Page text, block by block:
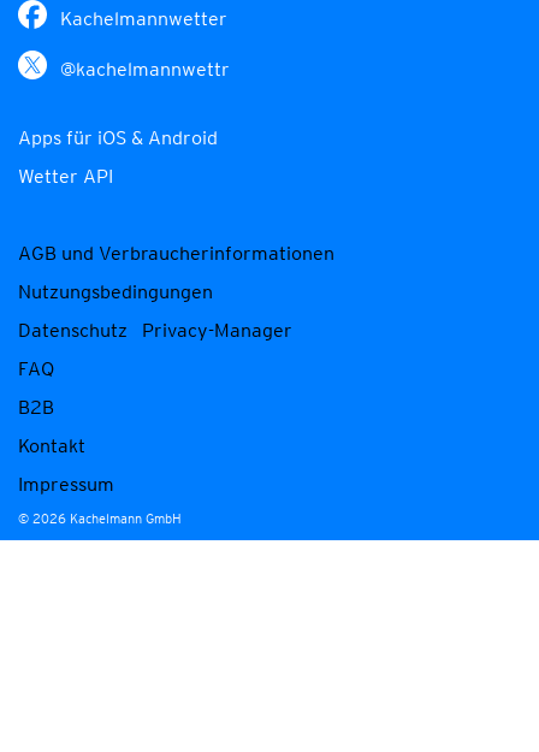
Kachelmannwetter
@kachelmannwettr
Apps für iOS & Android
Wetter API
AGB und Verbraucherinformationen
Nutzungsbedingungen
Datenschutz
Privacy-Manager
FAQ
B2B
Kontakt
Impressum
© 2026 Kachelmann GmbH